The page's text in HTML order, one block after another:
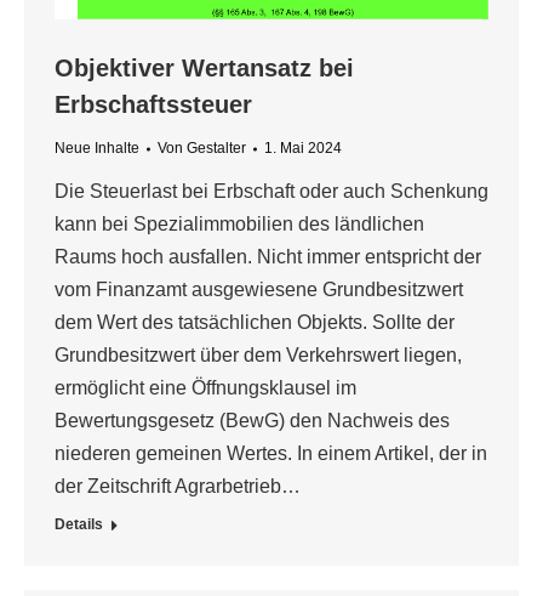
Objektiver Wertansatz bei
Erbschaftssteuer
Neue Inhalte Von Gestalter 1. Mai 2024
Die Steuerlast bei Erbschaft oder auch Schenkung
kann bei Spezialimmobilien des ländlichen
Raums hoch ausfallen. Nicht immer entspricht der
vom Finanzamt ausgewiesene Grundbesitzwert
dem Wert des tatsächlichen Objekts. Sollte der
Grundbesitzwert über dem Verkehrswert liegen,
ermöglicht eine Öffnungsklausel im
Bewertungsgesetz (BewG) den Nachweis des
niederen gemeinen Wertes. In einem Artikel, der in
der Zeitschrift Agrarbetrieb…
Details